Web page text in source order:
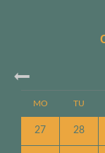
MO TU
27 28